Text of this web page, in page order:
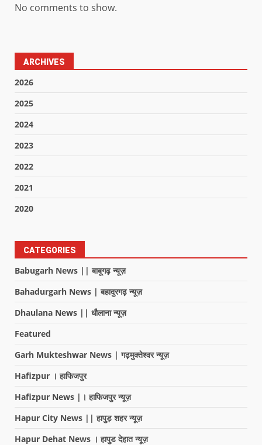
No comments to show.
ARCHIVES
2026
2025
2024
2023
2022
2021
2020
CATEGORIES
Babugarh News || बाबूगढ़ न्यूज़
Bahadurgarh News | बहादुरगढ़ न्यूज़
Dhaulana News || धौलाना न्यूज़
Featured
Garh Mukteshwar News | गढ़मुक्तेश्वर न्यूज़
Hafizpur । हाफिजपुर
Hafizpur News |। हाफिजपुर न्यूज़
Hapur City News || हापुड़ शहर न्यूज़
Hapur Dehat News । हापुड देहात न्यूज़